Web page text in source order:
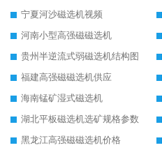
宁夏河沙磁选机视频
河南小型高强磁磁选机
贵州半逆流式弱磁选机结构图
福建高强磁磁选机供应
海南锰矿湿式磁选机
湖北平板磁选机选矿规格参数
黑龙江高强磁磁选机价格